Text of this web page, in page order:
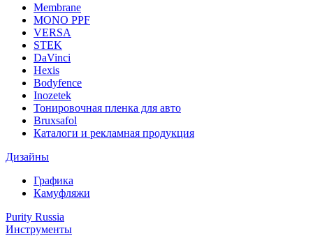
Membrane
MONO PPF
VERSA
STEK
DaVinci
Hexis
Bodyfence
Inozetek
Тонировочная пленка для авто
Bruxsafol
Каталоги и рекламная продукция
Дизайны
Графика
Камуфляжи
Purity Russia
Инструменты